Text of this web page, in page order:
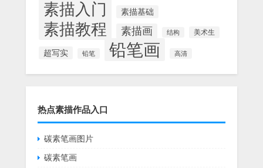
素描入门 素描基础
素描教程 素描画 结构 美术生
超写实 铅笔 铅笔画 高清
热点素描作品入口
碳素笔画图片
碳素笔画